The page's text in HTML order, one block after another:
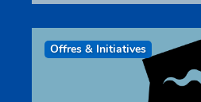
Offres & Initiatives